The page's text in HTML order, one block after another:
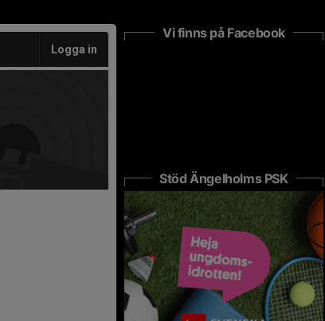
Logga in
Vi finns på Facebook
Stöd Ängelholms PSK